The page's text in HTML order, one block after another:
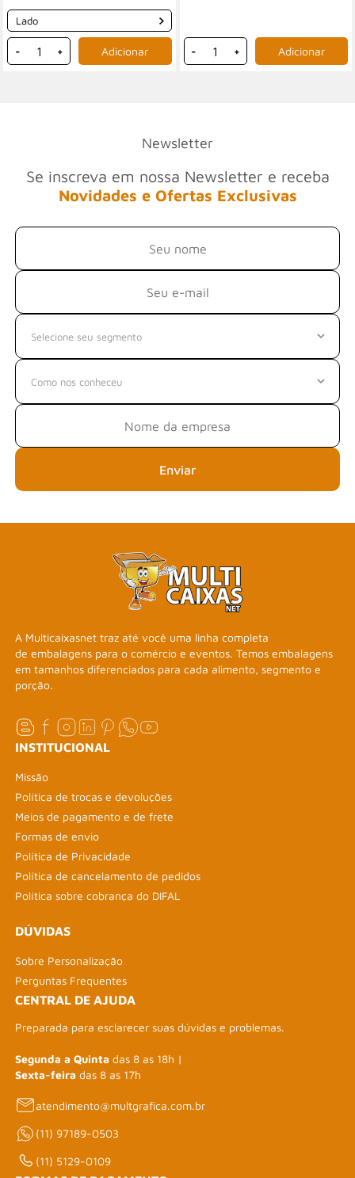
Lado
- + - +
Newsletter
Se inscreva em nossa Newsletter e receba
Novidades e Ofertas Exclusivas
Enviar
A Multicaixasnet traz até você uma linha completa
de embalagens para o comércio e eventos. Temos embalagens
em tamanhos diferenciados para cada alimento, segmento e
porção.
INSTITUCIONAL
Missão
Política de trocas e devoluções
Meios de pagamento e de frete
Formas de envio
Política de Privacidade
Política de cancelamento de pedidos
Política sobre cobrança do DIFAL
DÚVIDAS
Sobre Personalização
Perguntas Frequentes
CENTRAL DE AJUDA
Preparada para esclarecer suas dúvidas e problemas.
Segunda a Quinta das 8 as 18h |
Sexta-feira das 8 as 17h
atendimento@multgrafica.com.br
(11) 97189-0503
(11) 5129-0109